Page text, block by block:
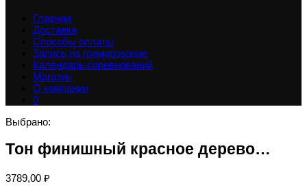
Главная
Доставка
Способы оплаты
Запись на гримирование
Календарь соревнований
Магазин
О компании
0
Выбрано:
Тон финишный красное дерево…
3789,00 ₽